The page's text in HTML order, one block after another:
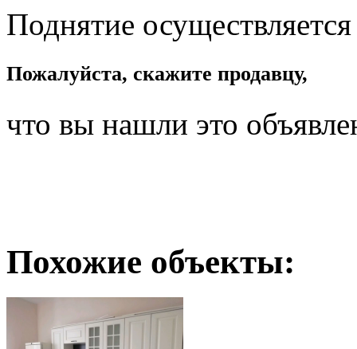
Поднятие
Пожалуйста, скажите продавцу,
что вы нашли это
Похожие объекты: